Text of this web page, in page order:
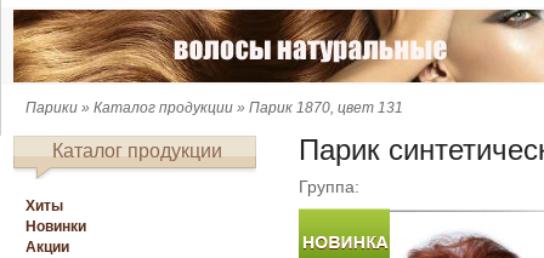
Парики » Каталог продукции » Парик 1870, цвет 131
Каталог продукции
Хиты
Новинки
Акции
Парик
Группа: